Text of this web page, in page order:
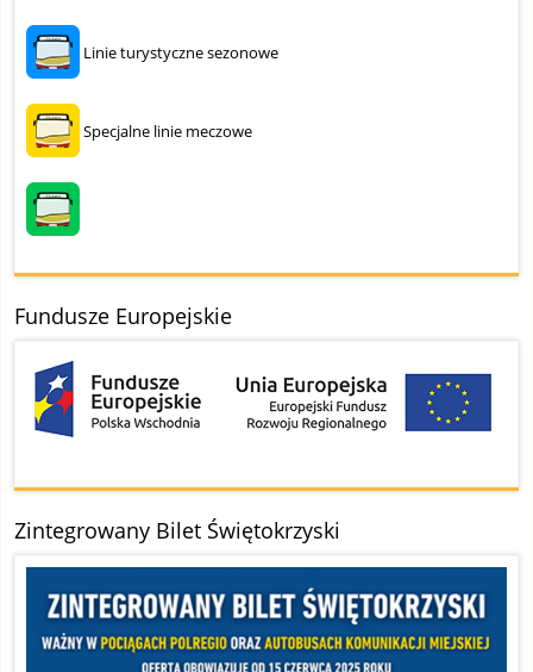
Linie turystyczne sezonowe
Specjalne linie meczowe
Fundusze Europejskie
Zintegrowany Bilet Świętokrzyski